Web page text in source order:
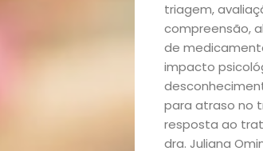
triagem,
compreensão,
de
impacto
para atraso no
resposta ao
dra. Juliana